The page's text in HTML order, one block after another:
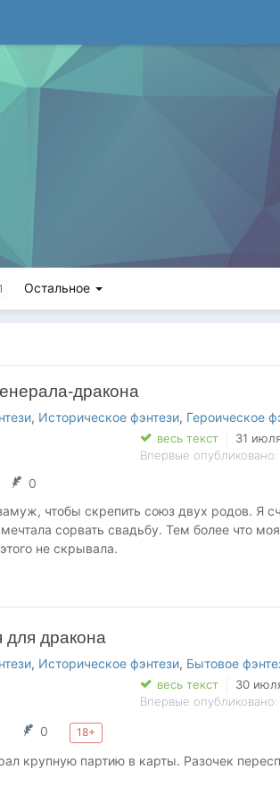
Остальное
дракона
, Историческое фэнтези, Героическое
весь текст
31
Впервые опубликовано:
0
чтобы скрепить союз двух родов. Я
сорвать свадьбу. Тем более что
не скрывала.
жены я получила не только мужа, но и
быстро дали понять: рядом с этим
потому что только я способна
тайной,
для дракона
, Историческое фэнтези, Бытовое
весь текст
30
Впервые опубликовано:
0 18+
крупную партию в карты. Разочек